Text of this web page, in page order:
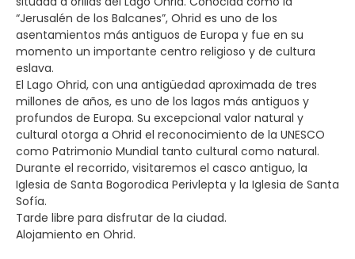
“Jerusalén de los Balcanes”, Ohrid es uno de los
asentamientos más antiguos de Europa y fue en su
momento un importante centro religioso y de cultura
eslava.
El Lago Ohrid, con una antigüedad aproximada de tres
millones de años, es uno de los lagos más antiguos y
profundos de Europa. Su excepcional valor natural y
cultural otorga a Ohrid el reconocimiento de la UNESCO
como Patrimonio Mundial tanto cultural como natural.
Durante el recorrido, visitaremos el casco antiguo, la
Iglesia de Santa Bogorodica Perivlepta y la Iglesia de Santa
Sofía.
Tarde libre para disfrutar de la ciudad.
Alojamiento en Ohrid.